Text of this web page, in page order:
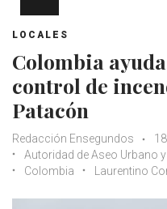
LOCALES
Colombia
control de
Patacón
Redacción Ensegundos
Autoridad de Aseo Urbano
Colombia
Laurentino